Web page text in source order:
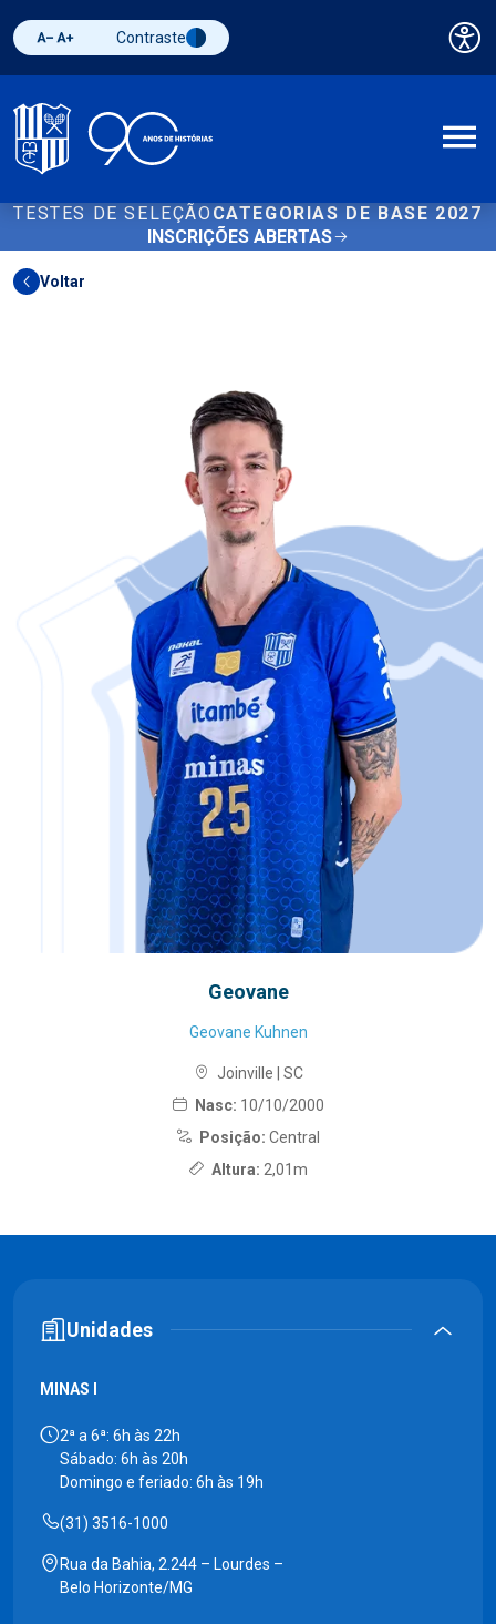
Diminuir fonte
Aumentar fonteAlternar contraste
Contraste
TESTES DE SELEÇÃO CATEGORIAS DE BASE 2027
INSCRIÇÕES ABERTAS
Voltar
Geovane
Geovane Kuhnen
Joinville | SC
Nasc: 10/10/2000
Posição: Central
Altura: 2,01m
Unidades
MINAS I
2ª a 6ª: 6h às 22h
Sábado: 6h às 20h
Domingo e feriado: 6h às 19h
(31) 3516-1000
Rua da Bahia, 2.244 – Lourdes –
Belo Horizonte/MG